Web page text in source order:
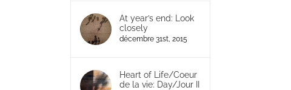
At year’s end: Look
closely
décembre 31st, 2015
Heart of Life/Coeur
de la vie: Day/Jour II